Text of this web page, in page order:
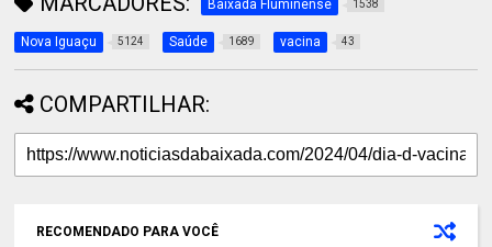
Baixada Fluminense 1538
Nova Iguaçu 5124 Saúde 1689 vacina 43
COMPARTILHAR:
RECOMENDADO PARA VOCÊ